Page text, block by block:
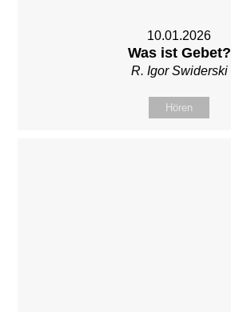
10.01.2026
Was ist Gebet?
R. Igor Swiderski
Hören